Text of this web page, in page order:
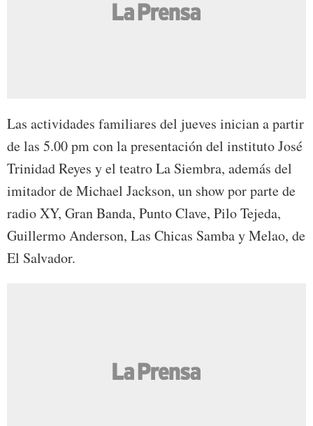
Las actividades familiares del jueves inician a partir
de las 5.00 pm con la presentación del instituto José
Trinidad Reyes y el teatro La Siembra, además del
imitador de Michael Jackson, un show por parte de
radio XY, Gran Banda, Punto Clave, Pilo Tejeda,
Guillermo Anderson, Las Chicas Samba y Melao, de
El Salvador.